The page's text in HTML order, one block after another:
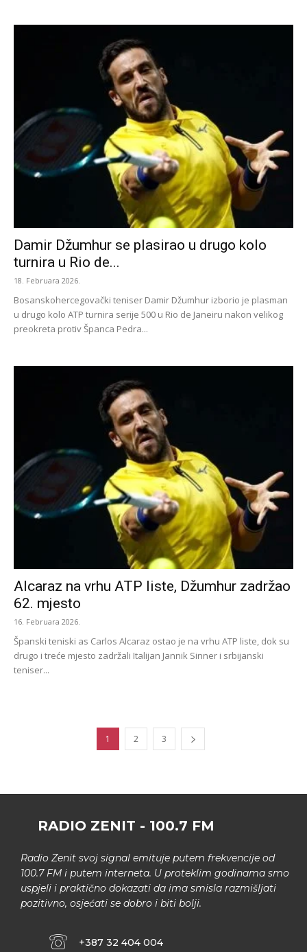
Damir Džumhur se plasirao u drugo kolo
turnira u Rio de...
18. Februara 2026.
Bosanskohercegovački teniser Damir Džumhur izborio je plasman
u drugo kolo ATP turnira serije 500 u Rio de Janeiru nakon velikog
preokreta protiv Španca Pedra...
Alcaraz na vrhu ATP liste, Džumhur zadržao
62. mjesto
16. Februara 2026.
Španski teniski as Carlos Alcaraz ostao je na vrhu ATP liste, dok su
drugo i treće mjesto zadržali Italijan Jannik Sinner i srbijanski
teniser...
1 2 3
RADIO ZENIT - 100.7 FM
Radio Zenit svoj signal emituje putem frekvencije od
100.7 FM i putem interneta. U proteklim godinama smo
uspjeli i praktično dokazati da ima smisla razmišljati
pozitivno, osjećati se dobro i biti bolji.
+387 32 404 004